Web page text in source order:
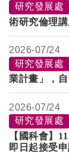
研究發展處
術研究倫理講
2026-07/24
研究發展處
業計畫」，自
2026-07/24
研究發展處
【國科會】
即日起接受申